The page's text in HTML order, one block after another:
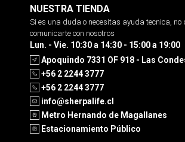
NUESTRA TIENDA
Si es una duda o necesitas ayuda tecnica, no
comunicarte con nosotros
Lun. - Vie. 10:30 a 14:30 - 15:00 a 19:00
Apoquindo 7331 OF 918 - Las
+56 2 2244 3777
+56 2 2244 3777
info@sherpalife.cl
Metro Hernando de Magallanes
Estacionamiento Público